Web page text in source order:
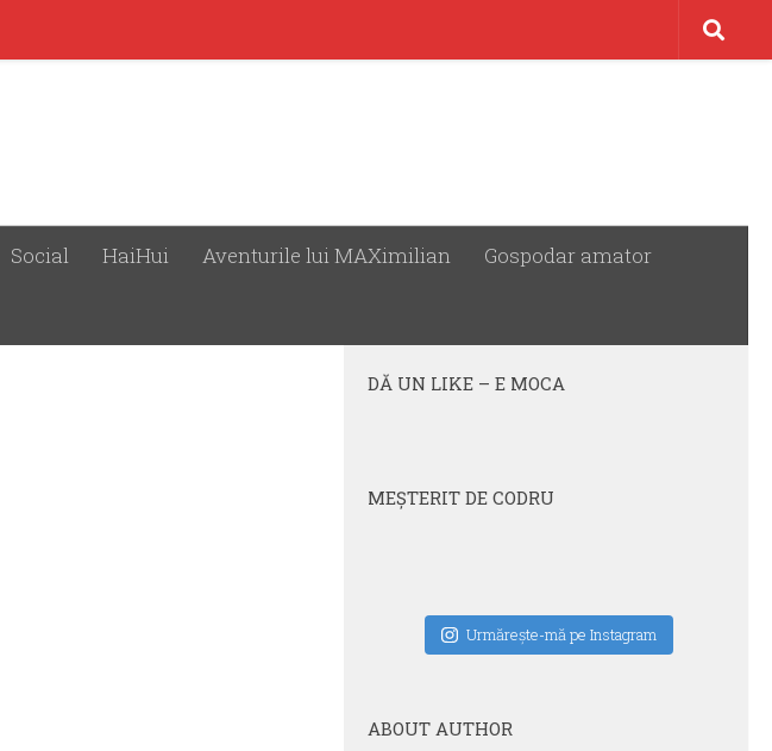
Social HaiHui Aventurile lui MAXimilian Gospodar amator
DĂ UN LIKE – E MOCA
MEŞTERIT DE CODRU
Urmăreşte-mă pe Instagram
ABOUT AUTHOR